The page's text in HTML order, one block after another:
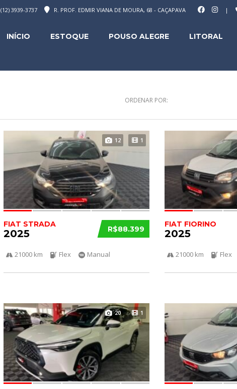
|
R. PROF. EDMIR VIANA DE MOURA, 68 - CAÇAPAVA
(12) 3939-3737
INÍCIO ESTOQUE POUSO ALEGRE LITORAL
ORDENAR POR:
12 1
R$88.399
FIAT STRADA
2025
21000 km Flex Manual
FIAT FIORINO
2025
21000 km Flex
20 1